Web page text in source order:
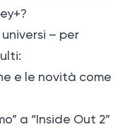
– per
e le novità come
a “Inside Out 2”